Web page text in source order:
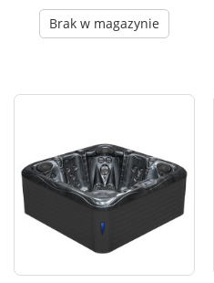
Brak w magazynie